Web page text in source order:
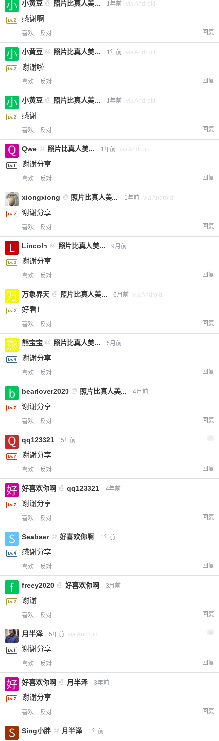
小黄豆 @ 照片比真人美... 1年前 via Android
感谢啊
喜欢 反对 回复
小黄豆 @ 照片比真人美... 1年前 via Android
谢谢啦
喜欢 反对 回复
小黄豆 @ 照片比真人美... 1年前 via Android
感谢
喜欢 反对 回复
Qwe @ 照片比真人美... 1年前 via Android
谢谢分享
喜欢 反对 回复
xiongxiong @ 照片比真人美... 1年前 via Android
谢谢分享
喜欢 反对 回复
Lincoln @ 照片比真人美... 9月前
谢谢分享
喜欢 反对 回复
万象界天 @ 照片比真人美... 6月前 via Android
好看！
喜欢 反对 回复
熊宝宝 @ 照片比真人美... 5月前
谢谢分享
喜欢 反对 回复
bearlover2020 @ 照片比真人美... 4月前
谢谢分享
喜欢 反对 回复
qq123321 5年前 2
谢谢分享
喜欢 反对 回复
好喜欢你啊 @ qq123321 4年前
谢谢分享
喜欢 反对 回复
Seabaer @ 好喜欢你啊 1年前
感谢分享
喜欢 反对 回复
freey2020 @ 好喜欢你啊 3月前
谢谢
喜欢 反对 回复
月半泽 5年前 via Android 3
谢谢分享
喜欢 反对 回复
好喜欢你啊 @ 月半泽 3年前
谢谢分享
喜欢 反对 回复
Sing小胖 @ 月半泽 1年前